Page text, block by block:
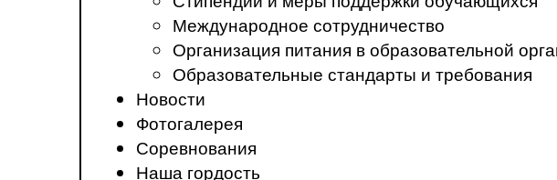
Международное сотрудничество
Организация питания в образовательной
Образовательные стандарты и требования
Новости
Фотогалерея
Соревнования
Наша гордость